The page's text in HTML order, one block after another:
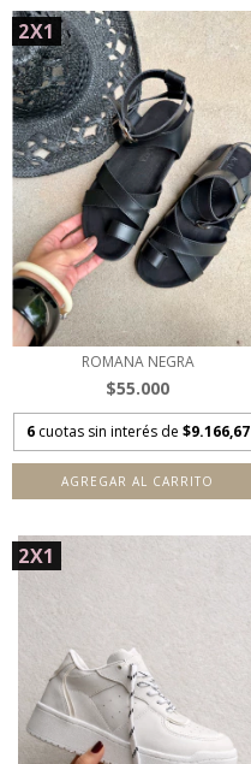
2X1
ROMANA NEGRA
$55.000
6 cuotas sin interés de $9.166,67
AGREGAR AL CARRITO
2X1